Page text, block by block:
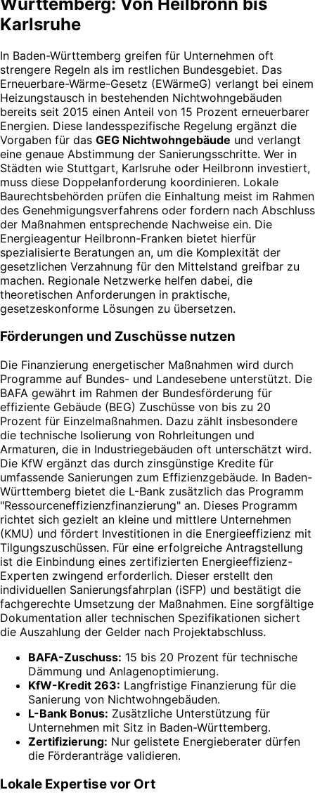
Karlsruhe
In Baden-Württemberg greifen für Unternehmen oft
strengere Regeln als im restlichen Bundesgebiet. Das
Erneuerbare-Wärme-Gesetz (EWärmeG) verlangt bei einem
Heizungstausch in bestehenden Nichtwohngebäuden
bereits seit 2015 einen Anteil von 15 Prozent erneuerbarer
Energien. Diese landesspezifische Regelung ergänzt die
Vorgaben für das GEG Nichtwohngebäude und verlangt
eine genaue Abstimmung der Sanierungsschritte. Wer in
Städten wie Stuttgart, Karlsruhe oder Heilbronn investiert,
muss diese Doppelanforderung koordinieren. Lokale
Baurechtsbehörden prüfen die Einhaltung meist im Rahmen
des Genehmigungsverfahrens oder fordern nach Abschluss
der Maßnahmen entsprechende Nachweise ein. Die
Energieagentur Heilbronn-Franken bietet hierfür
spezialisierte Beratungen an, um die Komplexität der
gesetzlichen Verzahnung für den Mittelstand greifbar zu
machen. Regionale Netzwerke helfen dabei, die
theoretischen Anforderungen in praktische,
gesetzeskonforme Lösungen zu übersetzen.
Förderungen und Zuschüsse nutzen
Die Finanzierung energetischer Maßnahmen wird durch
Programme auf Bundes- und Landesebene unterstützt. Die
BAFA gewährt im Rahmen der Bundesförderung für
effiziente Gebäude (BEG) Zuschüsse von bis zu 20
Prozent für Einzelmaßnahmen. Dazu zählt insbesondere
die technische Isolierung von Rohrleitungen und
Armaturen, die in Industriegebäuden oft unterschätzt wird.
Die KfW ergänzt das durch zinsgünstige Kredite für
umfassende Sanierungen zum Effizienzgebäude. In Baden-
Württemberg bietet die L-Bank zusätzlich das Programm
"Ressourceneffizienzfinanzierung" an. Dieses Programm
richtet sich gezielt an kleine und mittlere Unternehmen
(KMU) und fördert Investitionen in die Energieeffizienz mit
Tilgungszuschüssen. Für eine erfolgreiche Antragstellung
ist die Einbindung eines zertifizierten Energieeffizienz-
Experten zwingend erforderlich. Dieser erstellt den
individuellen Sanierungsfahrplan (iSFP) und bestätigt die
fachgerechte Umsetzung der Maßnahmen. Eine sorgfältige
Dokumentation aller technischen Spezifikationen sichert
die Auszahlung der Gelder nach Projektabschluss.
BAFA-Zuschuss: 15 bis 20 Prozent für technische
Dämmung und Anlagenoptimierung.
KfW-Kredit 263: Langfristige Finanzierung für die
Sanierung von Nichtwohngebäuden.
L-Bank Bonus: Zusätzliche Unterstützung für
Unternehmen mit Sitz in Baden-Württemberg.
Zertifizierung: Nur gelistete Energieberater dürfen
die Förderanträge validieren.
Lokale Expertise vor Ort